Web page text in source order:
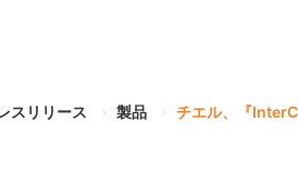
スリリース 製品 チエル、『